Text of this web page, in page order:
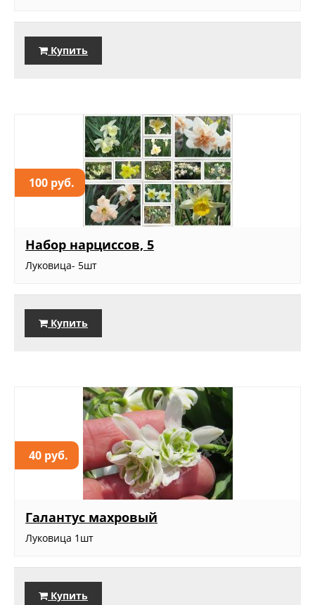
Купить
100 руб.
Набор нарциссов, 5
Луковица- 5шт
Купить
40 руб.
Галантус махровый
Луковица 1шт
Купить